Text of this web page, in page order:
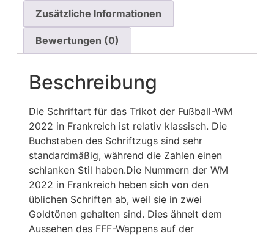
Zusätzliche Informationen
Bewertungen (0)
Beschreibung
Die Schriftart für das Trikot der Fußball-WM
2022 in Frankreich ist relativ klassisch. Die
Buchstaben des Schriftzugs sind sehr
standardmäßig, während die Zahlen einen
schlanken Stil haben.Die Nummern der WM
2022 in Frankreich heben sich von den
üblichen Schriften ab, weil sie in zwei
Goldtönen gehalten sind. Dies ähnelt dem
Aussehen des FFF-Wappens auf der